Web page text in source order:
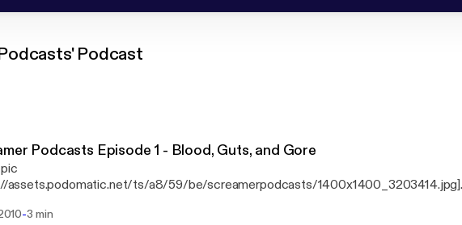
Podcast
Podcasts Episode 1 - Blood, Guts, and Gore
assets.podomatic.net/ts/a8/59/be/screamerpodcasts/1400x1400_3203414.jpg]
-3 min